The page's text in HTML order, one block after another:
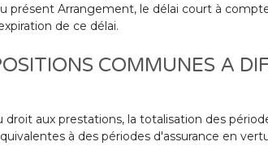
présent Arrangement, le délai court à
de ce délai.
COMMUNES A
droit aux prestations, la totalisation des
à des périodes d'assurance en